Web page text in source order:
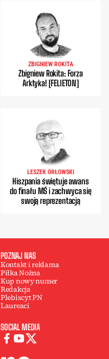
ZBIGNIEW ROKITA
Zbigniew Rokita: Forza
Arktyka! [FELIETON]
LESZEK ORŁOWSKI
Hiszpania świętuje awans
do finału MŚ i zachwyca się
swoją reprezentacją
POZNAJ NAS
Kontakt i reklama
Piłka Nożna
Kup nowy numer
Redakcja
Plebiscyt PN
Laureaci
SOCIAL MEDIA